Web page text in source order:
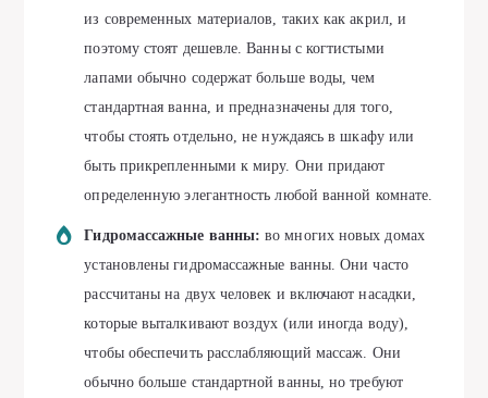
из современных материалов, таких как акрил, и
поэтому стоят дешевле. Ванны с когтистыми
лапами обычно содержат больше воды, чем
стандартная ванна, и предназначены для того,
чтобы стоять отдельно, не нуждаясь в шкафу или
быть прикрепленными к миру. Они придают
определенную элегантность любой ванной комнате.
Гидромассажные ванны: во многих новых домах
установлены гидромассажные ванны. Они часто
рассчитаны на двух человек и включают насадки,
которые выталкивают воздух (или иногда воду),
чтобы обеспечить расслабляющий массаж. Они
обычно больше стандартной ванны, но требуют